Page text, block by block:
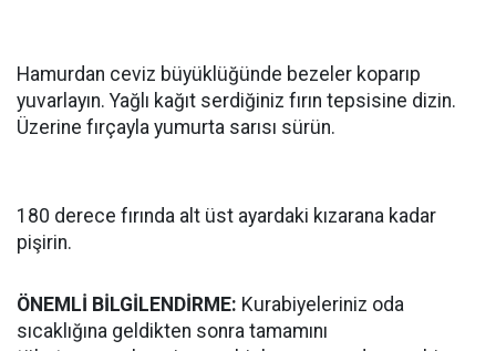
Hamurdan ceviz büyüklüğünde bezeler koparıp
yuvarlayın. Yağlı kağıt serdiğiniz fırın tepsisine dizin.
Üzerine fırçayla yumurta sarısı sürün.
180 derece fırında alt üst ayardaki kızarana kadar
pişirin.
ÖNEMLİ BİLGİLENDİRME: Kurabiyeleriniz oda
sıcaklığına geldikten sonra tamamını